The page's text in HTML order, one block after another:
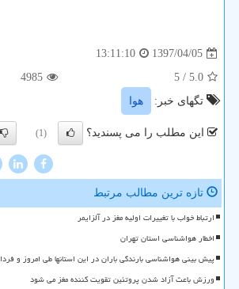
1397/04/05
13:11:10
5.0
/ 5
4985
تگهای خبر:
هوا
این مطلب را می پسندید؟ (1)
تازه ترین مطالب مرتبط
ارتباط خواب با تغییرات اولیه مغز در آلزایمر
اخطار هواشناسی استان تهران
پیش بینی هواشناسی بارندگی باران در این استانها طی امروز و فردا
ورزش باعث آزاد شدن پروتئین تقویت کننده مغز می شود